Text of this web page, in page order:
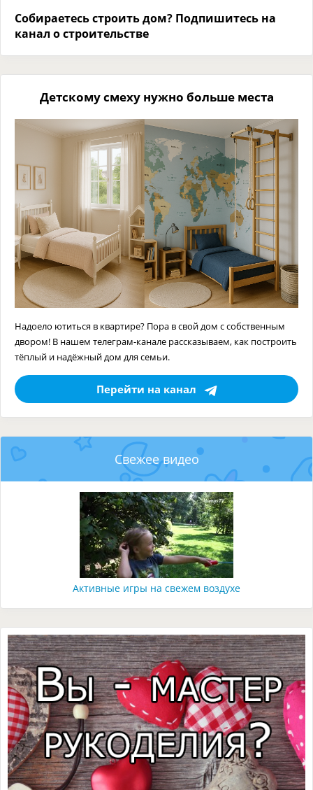
Собираетесь строить дом? Подпишитесь на
канал о строительстве
Детскому смеху нужно больше места
Надоело ютиться в квартире? Пора в свой дом с собственным
двором! В нашем телеграм-канале рассказываем, как построить
тёплый и надёжный дом для семьи.
Перейти на канал
Свежее видео
Активные игры на свежем воздухе